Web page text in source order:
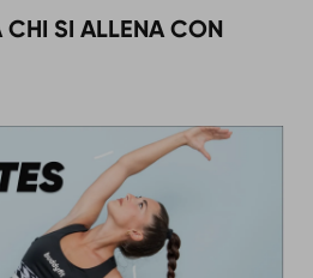
CHI SI ALLENA CON